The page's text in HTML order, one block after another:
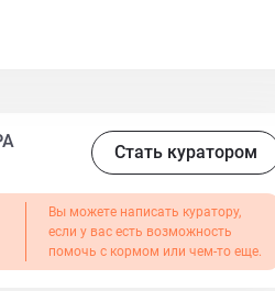
Стать куратором
Вы можете написать куратору,
если у вас есть возможность
помочь с кормом или чем-то еще.